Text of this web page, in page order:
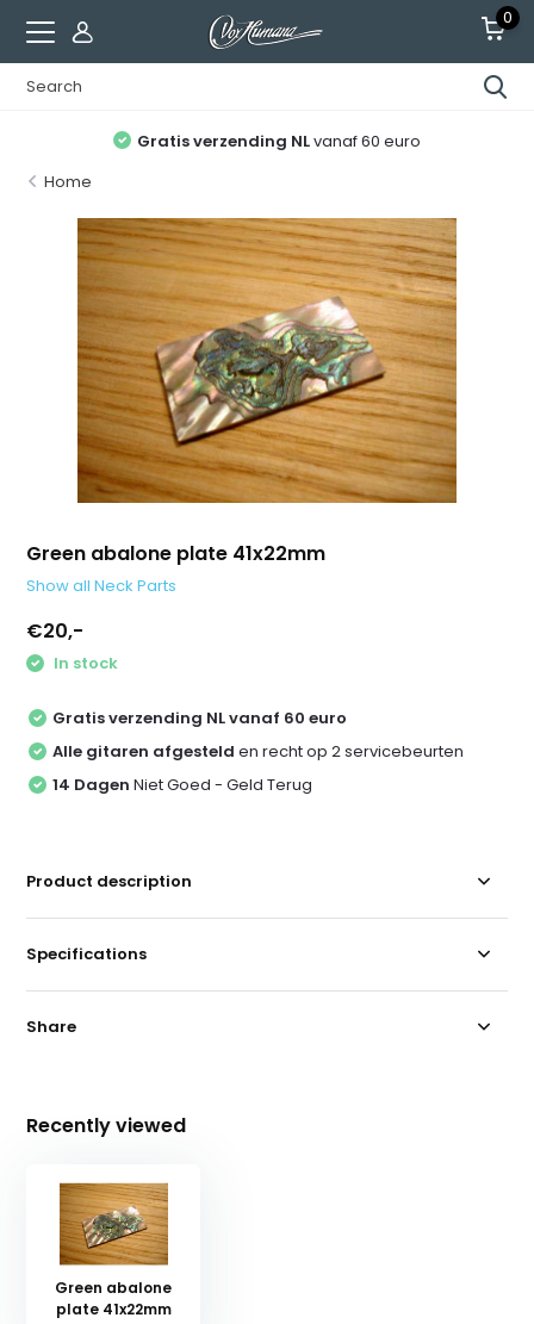
0
Gratis verzending NLvanaf 60 euro
Home
Green abalone plate 41x22mm
Show all Neck Parts
€20,-
In stock
Gratis verzending NL vanaf 60 euro
Alle gitaren afgesteld en recht op 2 servicebeurten
14 Dagen Niet Goed - Geld Terug
Product description
Specifications
Share
Recently viewed
Green abalone
plate 41x22mm